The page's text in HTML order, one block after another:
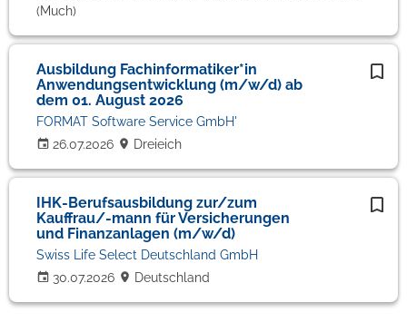
(Much)
Ausbildung Fachinformatiker*in
Anwendungsentwicklung (m/w/d) ab
dem 01. August 2026
26.07.2026
FORMAT Software Service GmbH'
Dreieich
IHK-Berufsausbildung zur/zum
Kauffrau/-mann für Versicherungen
und Finanzanlagen (m/w/d)
30.07.2026
Swiss Life Select Deutschland GmbH
Deutschland